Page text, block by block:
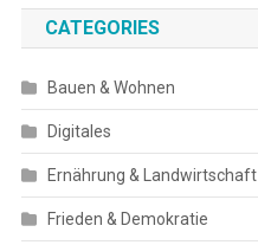
CATEGORIES
Bauen & Wohnen
Digitales
Ernährung & Landwirtschaft
Frieden & Demokratie